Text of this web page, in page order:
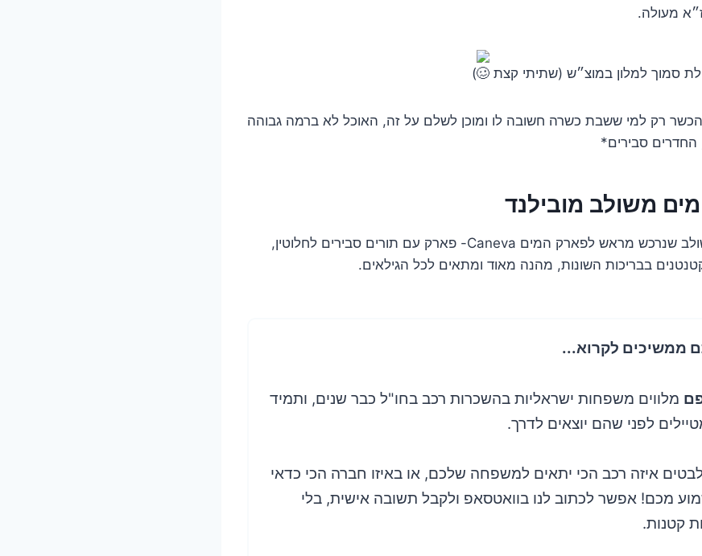
מעולה.
סמוך למלון במוצ״ש (שתיתי קצת )
רק למי ששבת כשרה חשובה לו ומוכן לשלם על זה, האוכל לא ברמה גבוהה
החדרים סבירים*
א. כניסה עם כרטיס משולב שנרכש מראש לפארק המים Caneva- פארק עם תורים סבירים לחלוטין,
בבריכות השונות, מהנה מאוד ומתאים לכל הגילאים.
ממשיכים לקרוא...
מלווים משפחות ישראליות בהשכרות רכב בחו"ל כבר שנים, ותמיד
לפני שהם יוצאים לדרך.
איזה רכב הכי יתאים למשפחה שלכם, או באיזו חברה הכי כדאי
מכם! אפשר לכתוב לנו בוואטסאפ ולקבל תשובה אישית, בלי
קטנות.